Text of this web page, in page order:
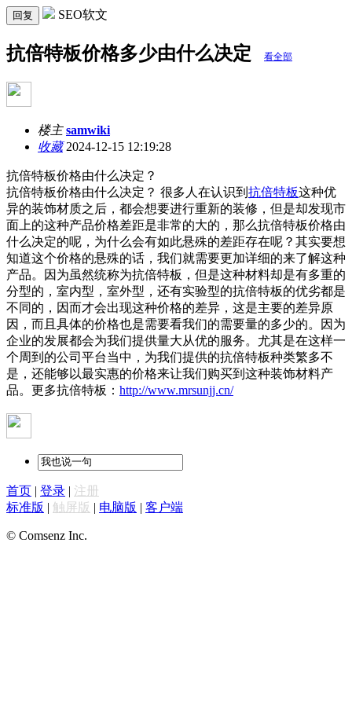
回复 SEO软文
抗倍特板价格多少由什么决定 看全部
楼主 samwiki
收藏2024-12-15 12:19:28
抗倍特板价格由什么决定？
抗倍特板价格由什么决定？ 很多人在认识到 抗倍特板这种优
异的装饰材质之后，都会想要进行重新的装修，但是却发现市
面上的这种产品价格差距是非常的大的，那么抗倍特板价格由
什么决定的呢，为什么会有如此悬殊的差距存在呢？其实要想
知道这个价格的悬殊的话，我们就需要更加详细的来了解这种
产品。因为虽然统称为抗倍特板，但是这种材料却是有多重的
分型的，室内型，室外型，还有实验型的抗倍特板的优劣都是
不同的，因而才会出现这种价格的差异，这是主要的差异原
因，而且具体的价格也是需要看我们的需要量的多少的。因为
企业的发展都会为我们提供量大从优的服务。尤其是在这样一
个周到的公司平台当中，为我们提供的抗倍特板种类繁多不
是，还能够以最实惠的价格来让我们购买到这种装饰材料产
品。更多抗倍特板： http://www.mrsunjj.cn/
首页 | 登录 | 注册
标准版 | 触屏版 | 电脑版 | 客户端
© Comsenz Inc.